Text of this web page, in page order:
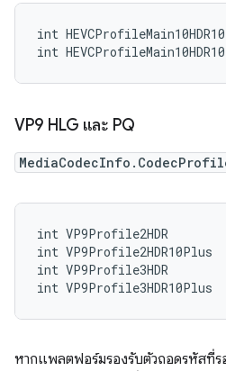
int HEVCProfileMain10HDR10
VP9 HLG และ PQ
int VP9Profile2HDR
int VP9Profile2HDR10Plus
int VP9Profile3HDR
หากแพลตฟอร์มรองรับตัวถอดรหัสที่